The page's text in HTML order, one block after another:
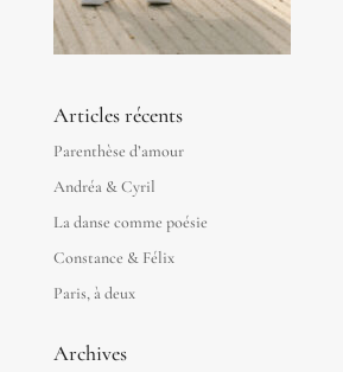
Articles récents
Parenthèse d’amour
Andréa & Cyril
La danse comme poésie
Constance & Félix
Paris, à deux
Archives